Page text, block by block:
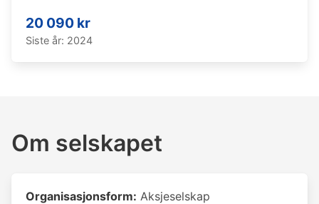
20 090 kr
Siste år: 2024
Om selskapet
Organisasjonsform: Aksjeselskap